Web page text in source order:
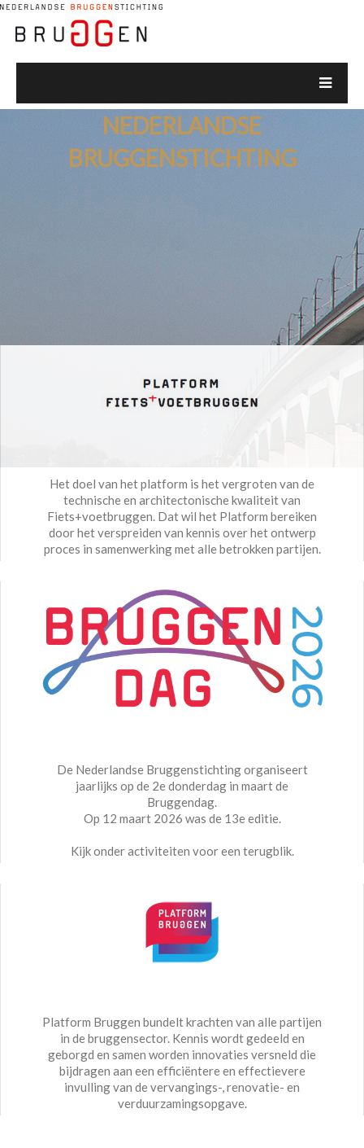
NEDERLANDSE
BRUGGENSTICHTING
Het doel van het platform is het vergroten van de
technische en architectonische kwaliteit van
Fiets+voetbruggen. Dat wil het Platform bereiken
door het verspreiden van kennis over het ontwerp
proces in samenwerking met alle betrokken partijen.
De Nederlandse Bruggenstichting organiseert
jaarlijks op de 2e donderdag in maart de
Bruggendag.
Op 12 maart 2026 was de 13e editie.
Kijk onder activiteiten voor een terugblik.
Platform Bruggen bundelt krachten van alle partijen
in de bruggensector. Kennis wordt gedeeld en
geborgd en samen worden innovaties versneld die
bijdragen aan een efficiëntere en effectievere
invulling van de vervangings-, renovatie- en
verduurzamingsopgave.